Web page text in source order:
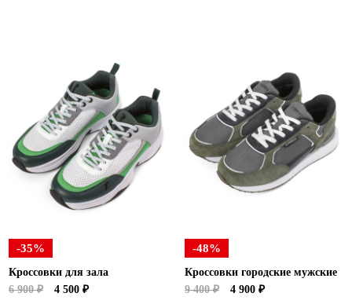
-35%
Кроссовки для зала
6 900 ₽
4 500 ₽
-48%
Кроссовки городские мужские
9 400 ₽
4 900 ₽